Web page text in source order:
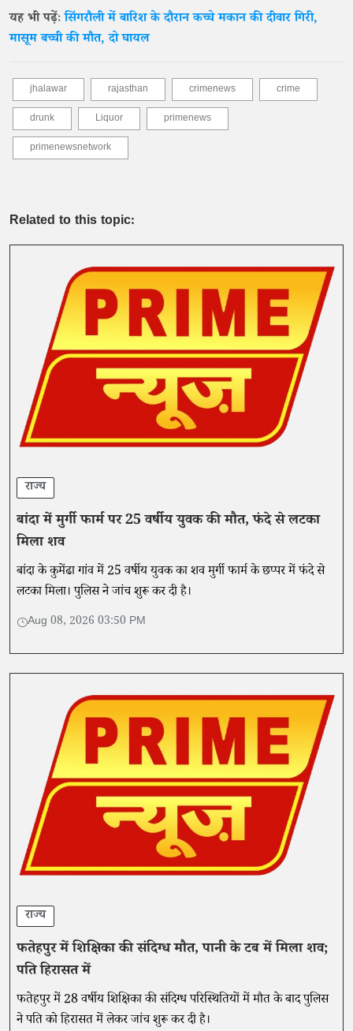
यह भी पढ़ेंःसिंगरौली में बारिश के दौरान कच्चे मकान की दीवार गिरी,
मासूम बच्ची की मौत, दो घायल
jhalawar rajasthan crimenews
crime
drunk
Liquor
primenews
primenewsnetwork
Related to this topic:
राज्य
बांदा में मुर्गी फार्म पर 25 वर्षीय युवक की मौत, फंदे से लटका
मिला शव
बांदा के कुमेंढा गांव में 25 वर्षीय युवक का शव मुर्गी फार्म के छप्पर में फंदे से
लटका मिला। पुलिस ने जांच शुरू कर दी है।
Aug 08, 2026 03:50 PM
राज्य
फतेहपुर में शिक्षिका की संदिग्ध मौत, पानी के टब में मिला शव;
पति हिरासत में
फतेहपुर में 28 वर्षीय शिक्षिका की संदिग्ध परिस्थितियों में मौत के बाद पुलिस
ने पति को हिरासत में लेकर जांच शुरू कर दी है।